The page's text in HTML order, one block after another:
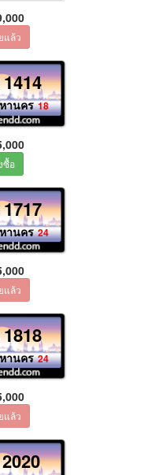
านคร 18
านคร 24
านคร 24